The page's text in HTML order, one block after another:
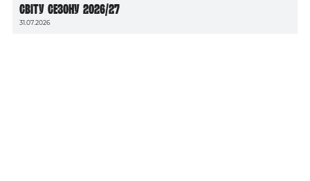
світу сезону 2026/27
31.07.2026